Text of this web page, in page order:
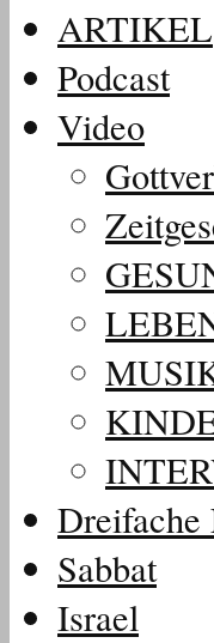
ARTIKEL
Podcast
Video
Dreifache
Sabbat
Israel